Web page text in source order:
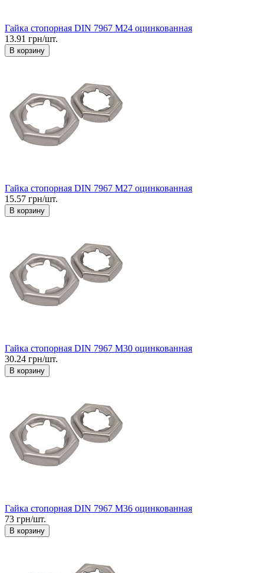
Гайка стопорная DIN 7967 М24 оцинкованная
13.91 грн/шт.
В корзину
Гайка стопорная DIN 7967 М27 оцинкованная
15.57 грн/шт.
В корзину
Гайка стопорная DIN 7967 М30 оцинкованная
30.24 грн/шт.
В корзину
Гайка стопорная DIN 7967 М36 оцинкованная
73 грн/шт.
В корзину